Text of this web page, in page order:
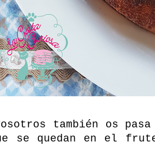
también os pasa
se quedan en el